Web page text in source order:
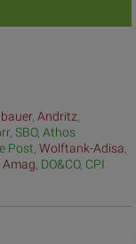
, Andritz,
, SBO, Athos
Post, Wolftank-Adisa,
Amag, DO&CO, CPI